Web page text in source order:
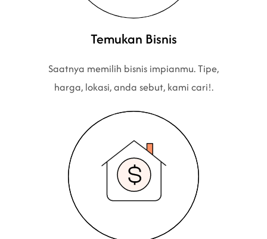
Temukan Bisnis
Saatnya memilih bisnis impianmu. Tipe,
harga, lokasi, anda sebut, kami cari!.